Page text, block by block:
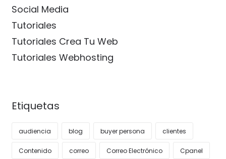
Social Media
Tutoriales
Tutoriales Crea Tu Web
Tutoriales Webhosting
Etiquetas
audiencia blog buyer persona clientes
Contenido correo Correo Electrónico Cpanel